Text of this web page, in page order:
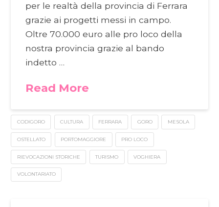
per le realtà della provincia di Ferrara
grazie ai progetti messi in campo.
Oltre 70.000 euro alle pro loco della
nostra provincia grazie al bando
indetto …
Read More
CODIGORO CULTURA FERRARA GORO MESOLA
OSTELLATO PORTOMAGGIORE PRO LOCO
RIEVOCAZIONI STORICHE TURISMO VOGHIERA
VOLONTARIATO